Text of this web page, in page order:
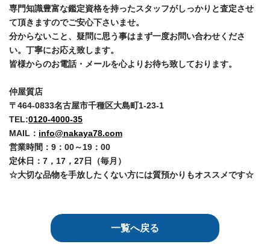
専門知識豊富な鑑定資格を持ったスタッフがしっかりと査定させ
て頂きますのでご安心下さいませ。
分からないこと、疑問に思う事はまず一度お問い合わせくださ
い。丁寧にお応え致します。
皆様からのお電話・メールを心よりお待ち致しております。
仲屋質店
〒464-0833名古屋市千種区大島町1-23-1
TEL:0120-4000-35
MAIL： info@nakaya78.com
営業時間：9：00～19：00
定休日：7，17，27日（毎月）
☆大切な品物を手放したくない方には質預かりもオススメです☆
一覧へ戻る